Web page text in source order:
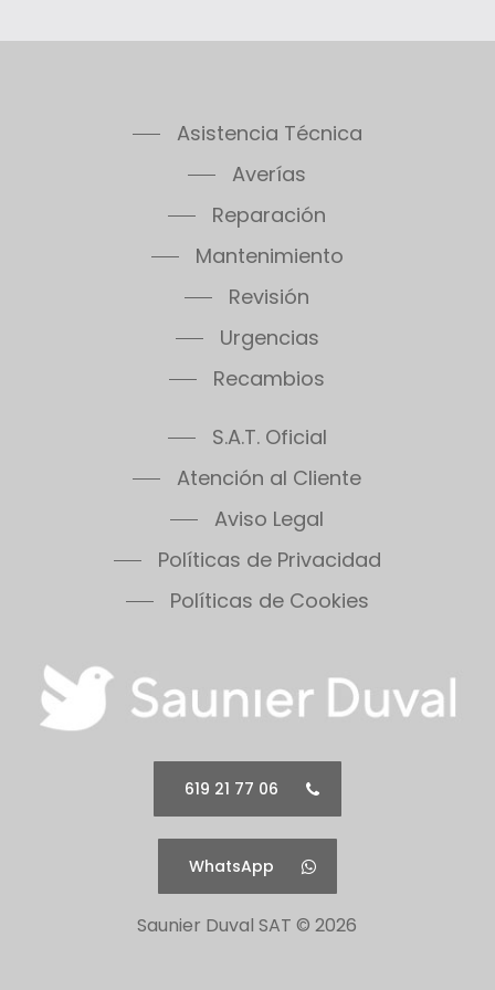
Asistencia Técnica
Averías
Reparación
Mantenimiento
Revisión
Urgencias
Recambios
S.A.T. Oficial
Atención al Cliente
Aviso Legal
Políticas de Privacidad
Políticas de Cookies
619 21 77 06
WhatsApp
Saunier Duval SAT ©2026